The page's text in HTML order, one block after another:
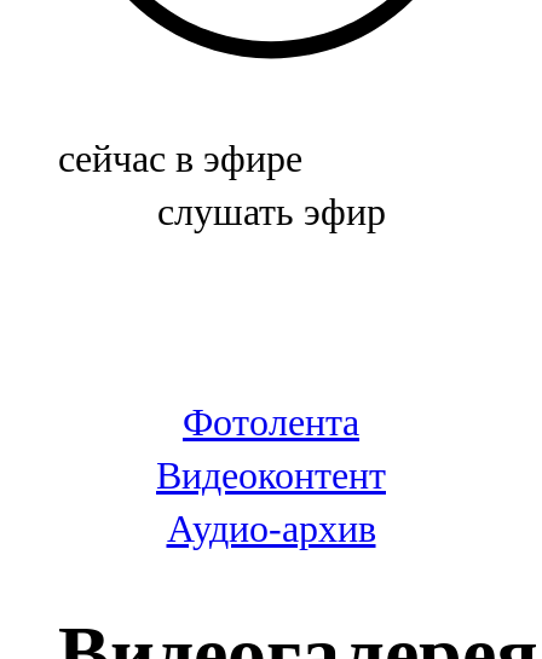
Биләр
Болгар
100,3 FM
106,6 FM
Кадыбаш
сейчас в эфире
слушать эфир
Фотолента
Видеоконтент
Аудио-архив